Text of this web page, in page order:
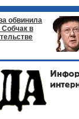
обвинила
Собчак в